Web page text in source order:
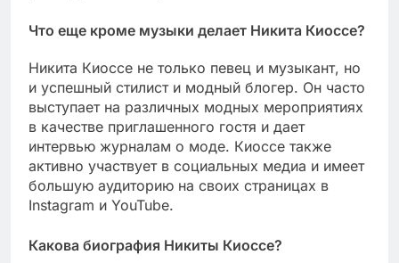
Что еще кроме музыки делает Никита Киоссе?
Никита Киоссе не только певец и музыкант, но
и успешный стилист и модный блогер. Он часто
выступает на различных модных мероприятиях
в качестве приглашенного гостя и дает
интервью журналам о моде. Киоссе также
активно участвует в социальных медиа и имеет
большую аудиторию на своих страницах в
Instagram и YouTube.
Какова биография Никиты Киоссе?